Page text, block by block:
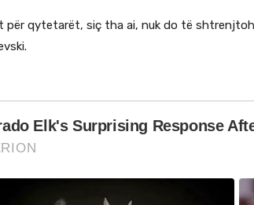
për qytetarët, siç tha ai, nuk do të